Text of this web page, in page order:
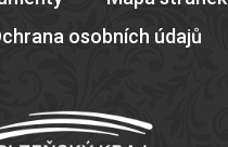
osobních údajů